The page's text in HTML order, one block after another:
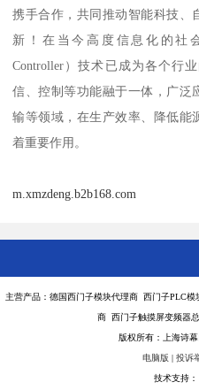
携手合作，共同推动智能科技、
新！在当今高度信息化的社会
Controller）技术已成为各个行
信、控制等功能融于一体，广泛
输等领域，在生产效率、降低能
着重要作用。
m.xmzdeng.b2b168.com
主营产品：德国西门子模块代理商 西门子PLC
商 西门子触摸屏变频器
版权所有：上海诗
电脑版 | 投诉
技术支持：